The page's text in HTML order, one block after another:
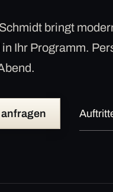
bringt
Ihr Programm.